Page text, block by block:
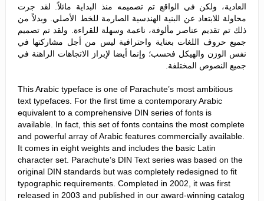
العادية، ولكن في الواقع تم تصميمه منذ البداية مائلاً. لقد جرت
محاولة للابتعاد عن البنية الهندسية الصارمة للخط الأصلي. وبدلاً من
ذلك تم تقديم عناصر مألوفة، ناعمة وسهلة للقراءة. ولقد تم تصميم
جميع حروف اللغات بعناية واحترافية ليس من أجل مشاركتها في
نفس الوزن والهيكل فحسب؛ وإنما أيضا لإبراز الاتجاهات الراهنة في
جميع النصوص المختلفة.
This Arabic typeface is one of Parachute’s most ambitious
text typefaces. For the first time a contemporary Arabic
equivalent to a comprehensive DIN series of fonts is
available. In fact, this set of fonts contains the most complete
and powerful array of Arabic features commercially available.
It comes in eight weights and includes the basic Latin
character set. Parachute’s DIN Text series was based on the
original DIN standards but was completely redesigned to fit
typographic requirements. Completed in 2002, it was first
released in 2003 and published in our award-winning catalog